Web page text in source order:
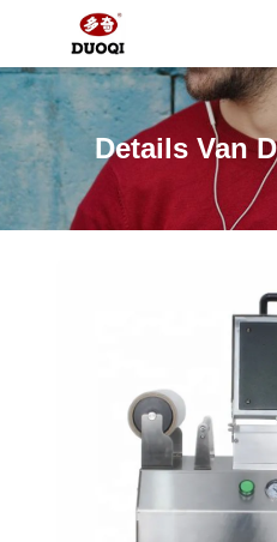
Details Van